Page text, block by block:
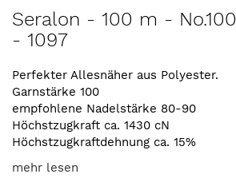
Anfang
der
springen
Seralon - 100 m - No.100
- 1097
Perfekter Allesnäher aus Polyester.
Garnstärke 100
empfohlene Nadelstärke 80-90
Höchstzugkraft ca. 1430 cN
Höchstzugkraftdehnung ca. 15%
mehr lesen